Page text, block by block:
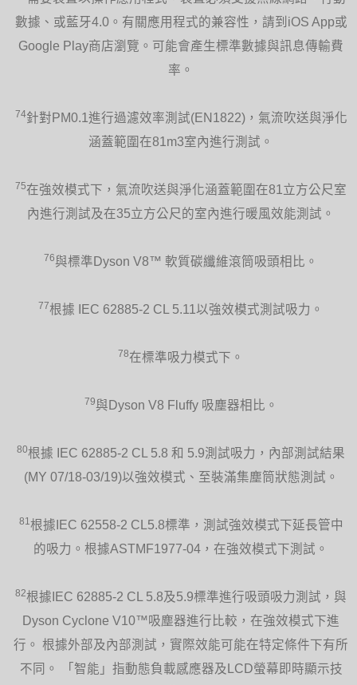
數據、或藍牙4.0。有關應用程式的兼容性，請到iOS App或
Google Play商店瀏覽。可能會產生標準數據與訊息傳輸費
率。
74針對PM0.1進行過濾效率測試(EN1822)，氣流吹送與淨化
涵蓋範圍在81m3室內進行測試。
75在強效模式下，氣流吹送與淨化涵蓋範圍在81立方公尺室
內進行測試及在35立方公尺的室內進行暖風效能測試。
76與標準Dyson V8™ 軟質碳纖維滾筒吸頭相比。
77根據 IEC 62885-2 CL 5.11以強效模式測試吸力。
78在標準吸力模式下。
79與Dyson V8 Fluffy 吸塵器相比。
80根據 IEC 62885-2 CL 5.8 和 5.9測試吸力，內部測試結果
(MY 07/18-03/19)以強效模式、至裝滿集塵筒狀態測試。
81 根據IEC 62558-2 CL5.8標準，測試強效模式下延長管中
的吸力。根據ASTMF1977-04，在強效模式下測試。
82根據IEC 62885-2 CL 5.8及5.9標準進行吸頭吸力測試，與
Dyson Cyclone V10™吸塵器進行比較，在強效模式下進
行。 根據外部及內部測試，實際效能可能在特定條件下有所
不同。 「智能」指動態負載感應器及LCD螢幕即時顯示技